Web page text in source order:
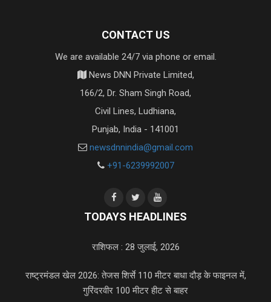
CONTACT US
We are available 24/7 via phone or email.
News DNN Private Limited,
166/2, Dr. Sham Singh Road,
Civil Lines, Ludhiana,
Punjab, India - 141001
newsdnnindia@gmail.com
+91-6239992007
TODAYS HEADLINES
राशिफल : 28 जुलाई, 2026
राष्ट्रमंडल खेल 2026: तेजस शिर्से 110 मीटर बाधा दौड़ के फाइनल में,
गुरिंदरवीर 100 मीटर हीट से बाहर